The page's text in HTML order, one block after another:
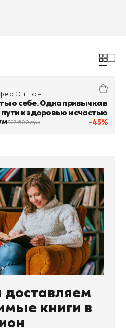
-45%
Эштон
о себе. Одна привычка в
к здоровью и счастью
327 600 сум
книги в